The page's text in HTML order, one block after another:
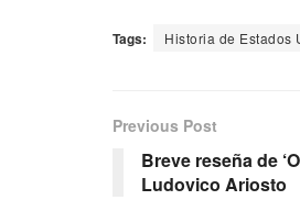
Tags: Historia de Estados
Previous Post
Breve reseña de
Ludovico Ariosto